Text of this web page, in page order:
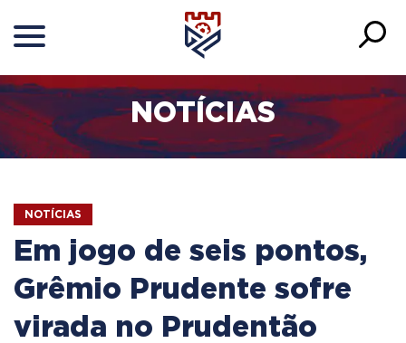
NOTÍCIAS
NOTÍCIAS
Em jogo de seis pontos,
Grêmio Prudente sofre
virada no Prudentão